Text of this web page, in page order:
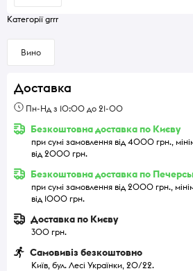
Категорії grrr
Вино
Доставка
Пн-Нд з 10:00 до 21-00
Безкоштовна доставка по Києву
при сумі замовлення від 4000 грн.,
від 2000 грн.
Безкоштовна доставка по
при сумі замовлення від 2000 грн.,
від 1000 грн.
Доставка по Києву
300 грн.
Самовивіз безкоштовно
Київ, бул. Лесі Українки, 20/22.